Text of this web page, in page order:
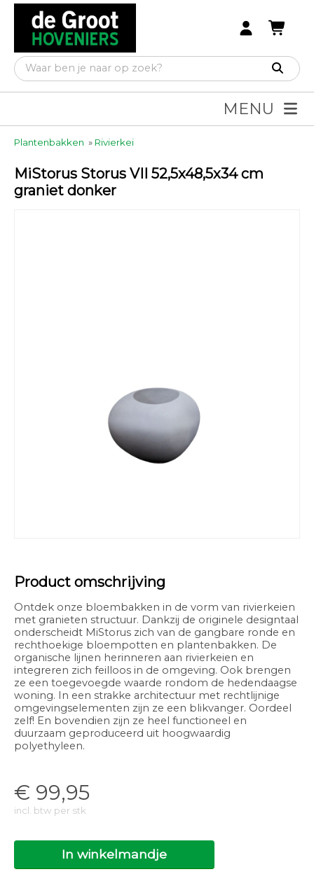
MENU
Plantenbakken » Rivierkei
MiStorus Storus VII 52,5x48,5x34 cm
graniet donker
Product omschrijving
Ontdek onze bloembakken in de vorm van rivierkeien
met granieten structuur. Dankzij de originele designtaal
onderscheidt MiStorus zich van de gangbare ronde en
rechthoekige bloempotten en plantenbakken. De
organische lijnen herinneren aan rivierkeien en
integreren zich feilloos in de omgeving. Ook brengen
ze een toegevoegde waarde rondom de hedendaagse
woning. In een strakke architectuur met rechtlijnige
omgevingselementen zijn ze een blikvanger. Oordeel
zelf! En bovendien zijn ze heel functioneel en
duurzaam geproduceerd uit hoogwaardig
polyethyleen.
€ 99,95
incl. btw per stk
In winkelmandje